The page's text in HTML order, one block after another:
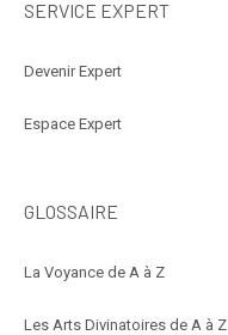
SERVICE EXPERT
Devenir Expert
Espace Expert
GLOSSAIRE
La Voyance de A à Z
Les Arts Divinatoires de A à Z